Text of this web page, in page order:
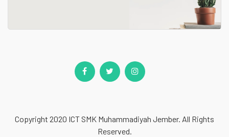
Copyright 2020 ICT SMK Muhammadiyah Jember. All Rights
Reserved.